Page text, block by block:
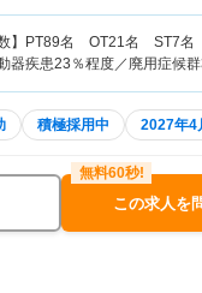
数】PT89名 OT21名 ST7名
器疾患23％程度／廃用症候
積極採用中 2027年4
この求人を